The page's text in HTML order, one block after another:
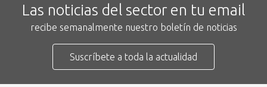
Las noticias del sector en tu email
recibe semanalmente nuestro boletín de noticias
Suscríbete a toda la actualidad